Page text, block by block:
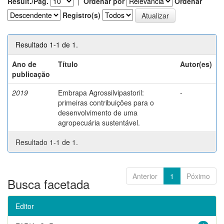
Registro(s)
Resultado 1-1 de 1.
Ano de
publicação
Título Autor(es)
2019
Embrapa Agrossilvipastoril:
primeiras contribuições para o
desenvolvimento de uma
agropecuária sustentável.
-
Resultado 1-1 de 1.
Anterior 1 Póximo
Busca facetada
Editor